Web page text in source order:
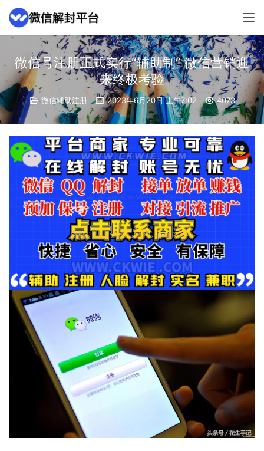
微信号注册正式实行“辅助制” 微信营销迎
来终极考验
微信辅助注册 2023年6月20日 上午7:02 4073